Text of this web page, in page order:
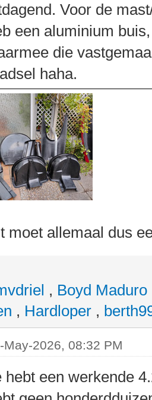
Voor de
een aluminium
die
haha.
moet allemaal dus
, Boyd Maduro
, Hardloper ,
May-2026, 08:32 PM
hebt een werkende